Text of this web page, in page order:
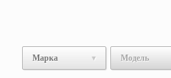
Марка Модель